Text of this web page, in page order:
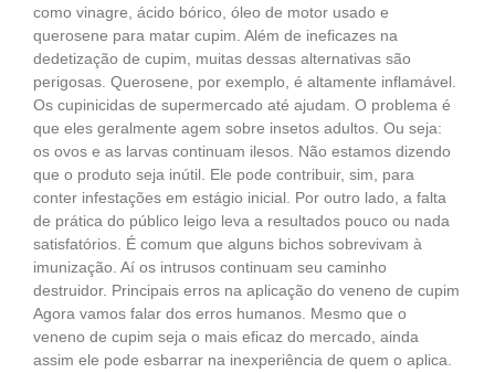
como vinagre, ácido bórico, óleo de motor usado e
querosene para matar cupim. Além de ineficazes na
dedetização de cupim, muitas dessas alternativas são
perigosas. Querosene, por exemplo, é altamente inflamável.
Os cupinicidas de supermercado até ajudam. O problema é
que eles geralmente agem sobre insetos adultos. Ou seja:
os ovos e as larvas continuam ilesos. Não estamos dizendo
que o produto seja inútil. Ele pode contribuir, sim, para
conter infestações em estágio inicial. Por outro lado, a falta
de prática do público leigo leva a resultados pouco ou nada
satisfatórios. É comum que alguns bichos sobrevivam à
imunização. Aí os intrusos continuam seu caminho
destruidor. Principais erros na aplicação do veneno de cupim
Agora vamos falar dos erros humanos. Mesmo que o
veneno de cupim seja o mais eficaz do mercado, ainda
assim ele pode esbarrar na inexperiência de quem o aplica.